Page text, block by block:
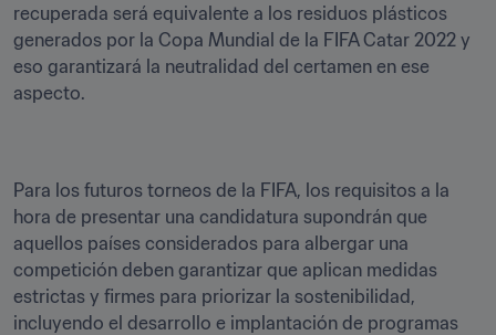
recuperada será equivalente a los residuos plásticos
generados por la Copa Mundial de la FIFA Catar 2022 y
eso garantizará la neutralidad del certamen en ese
aspecto.
Para los futuros torneos de la FIFA, los requisitos a la
hora de presentar una candidatura supondrán que
aquellos países considerados para albergar una
competición deben garantizar que aplican medidas
estrictas y firmes para priorizar la sostenibilidad,
incluyendo el desarrollo e implantación de programas